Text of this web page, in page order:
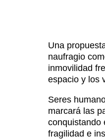
Una
naufragio
inmovilidad
espacio y los
Seres
marcará las
conquistando
fragilidad e